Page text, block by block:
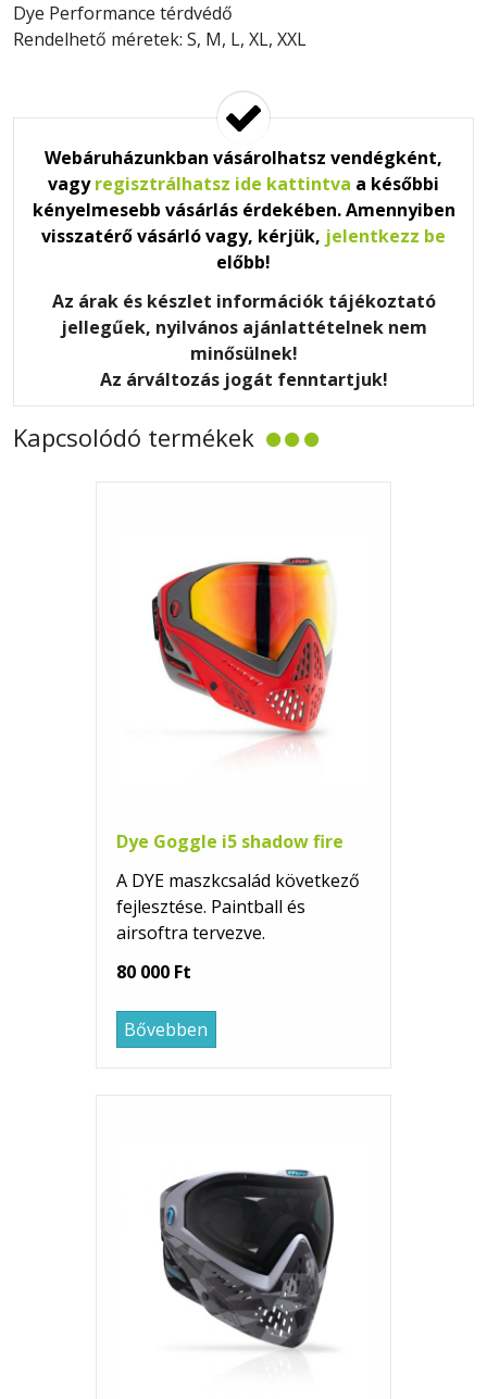
Dye Performance térdvédő
Rendelhető méretek: S, M, L, XL, XXL
Webáruházunkban vásárolhatsz vendégként,
vagyregisztrálhatsz ide kattintva a későbbi
kényelmesebb vásárlás érdekében. Amennyiben
visszatérő vásárló vagy, kérjük, jelentkezz be
előbb!
Az árak és készlet információk tájékoztató
jellegűek, nyilvános ajánlattételnek nem
minősülnek!
Az árváltozás jogát fenntartjuk!
Kapcsolódó termékek
Dye Goggle i5 shadow fire
A DYE maszkcsalád következő
fejlesztése. Paintball és
airsoftra tervezve.
80 000 Ft
Bővebben